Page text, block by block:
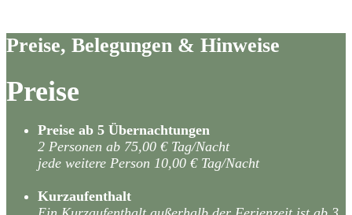
Preise, Belegungen & Hinweise
Preise
Preise ab 5 Übernachtungen
2 Personen ab 75,00 € Tag/Nacht
jede weitere Person 10,00 € Tag/Nacht
Kurzaufenthalt